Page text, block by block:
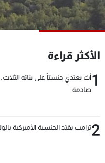
الأكثر قراءة
1أبٌ يعتدي جنسيّاً على بناته
صادمة
2ترامب يقيّد الجنسية الأميركية
شاهد البرامج
الترددات
عن MTV
الإنـتـاج
لاعلاناتكم